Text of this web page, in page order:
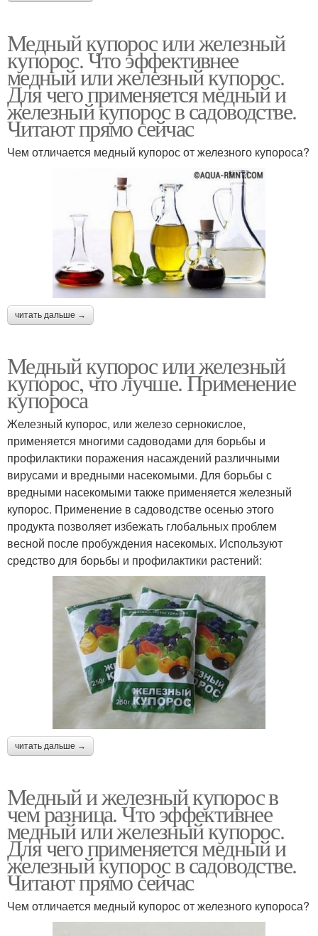
Медный купорос или железный
купорос. Что эффективнее
медный или железный купорос.
Для чего применяется медный и
железный купорос в садоводстве.
Читают прямо сейчас
Чем отличается медный купорос от железного купороса?
читать дальше →
Медный купорос или железный
купорос, что лучше. Применение
купороса
Железный купорос, или железо сернокислое,
применяется многими садоводами для борьбы и
профилактики поражения насаждений различными
вирусами и вредными насекомыми. Для борьбы с
вредными насекомыми также применяется железный
купорос. Применение в садоводстве осенью этого
продукта позволяет избежать глобальных проблем
весной после пробуждения насекомых. Используют
средство для борьбы и профилактики растений:
читать дальше →
Медный и железный купорос в
чем разница. Что эффективнее
медный или железный купорос.
Для чего применяется медный и
железный купорос в садоводстве.
Читают прямо сейчас
Чем отличается медный купорос от железного купороса?